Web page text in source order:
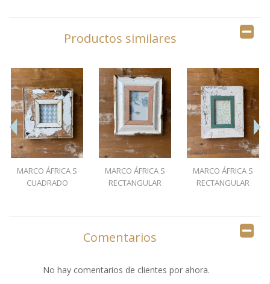
Productos similares
MARCO ÁFRICA S
CUADRADO
MARCO ÁFRICA S
RECTANGULAR
MARCO ÁFRICA S
RECTANGULAR
Comentarios
No hay comentarios de clientes por ahora.